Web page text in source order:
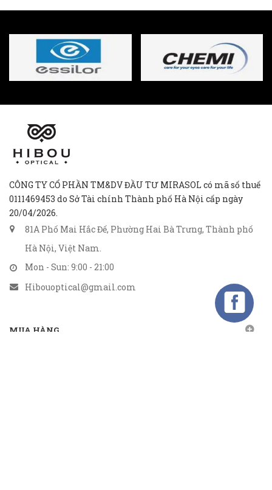
CÔNG TY CỔ PHẦN TM&DV ĐẦU TƯ MIRASOL có mã số thuế
0111469453 do Sở Tài chính Thành phố Hà Nội cấp ngày
20/04/2026.
81A Phố Mai Hắc Đế, Phường Hai Bà Trưng, Thành phố
Hà Nội, Việt Nam.
Mon - Sun: 9:00 - 21:00
Hibouoptical@gmail.com
MUA HÀNG